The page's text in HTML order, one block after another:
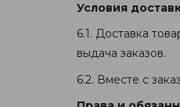
Условия
6.1. Доставка
выдача заказов.
6.2. Вместе с